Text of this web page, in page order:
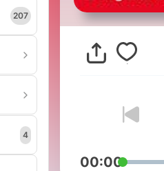
207
4
00:00